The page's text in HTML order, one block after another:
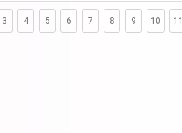
3 4 5 6 7 8 9 10 11